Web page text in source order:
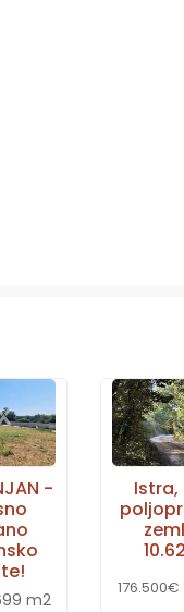
-
m2
Istra,
176.500€